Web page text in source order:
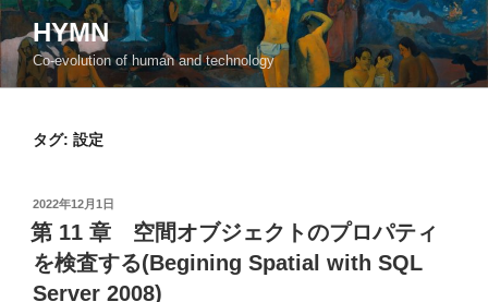
コ
ン
テ
ン
HYMN
Co-evolution of human and technology
タグ: 設定
投
稿
日:
2022年12月1日
第 11 章 空間オブジェクトのプロパティ
を検査する(Begining Spatial with SQL
Server 2008)